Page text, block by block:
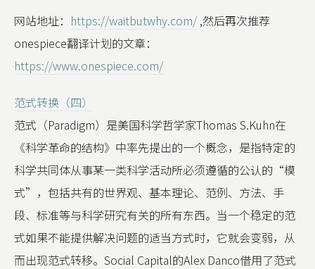
网站地址： https://waitbutwhy.com/ ,然后再次推荐
onespiece翻译计划的文章：
https://www.onespiece.com/
范式转换（四）
范式（Paradigm）是美国科学哲学家Thomas S.Kuhn在
《科学革命的结构》中率先提出的一个概念，是指特定的
科学共同体从事某一类科学活动所必须遵循的公认的“模
式”，包括共有的世界观、基本理论、范例、方法、手
段、标准等与科学研究有关的所有东西。当一个稳定的范
式如果不能提供解决问题的适当方式时，它就会变弱，从
而出现范式转移。Social Capital的Alex Danco借用了范式